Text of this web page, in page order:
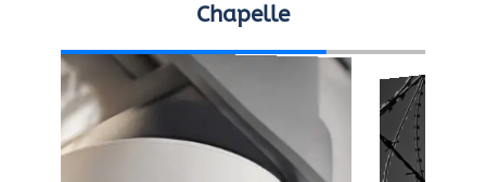
Chapelle